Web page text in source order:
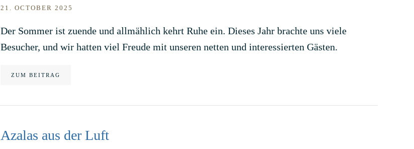
21. OCTOBER 2025
Der Sommer ist zuende und allmählich kehrt Ruhe ein. Dieses Jahr brachte uns viele
Besucher, und wir hatten viel Freude mit unseren netten und interessierten Gästen.
ZUM BEITRAG
Azalas aus der Luft